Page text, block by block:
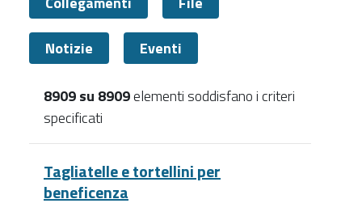
Notizie Eventi
8909 su 8909elementi soddisfano i criteri
specificati
Tagliatelle e tortellini per
beneficenza